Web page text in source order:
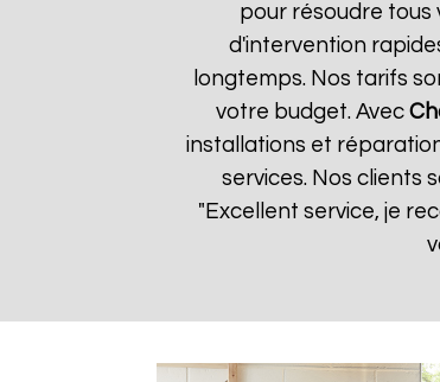
pour résoudre
d'intervention
longtemps. Nos tarifs
votre budget. Avec
installations et
services. Nos clients
"Excellent service, je